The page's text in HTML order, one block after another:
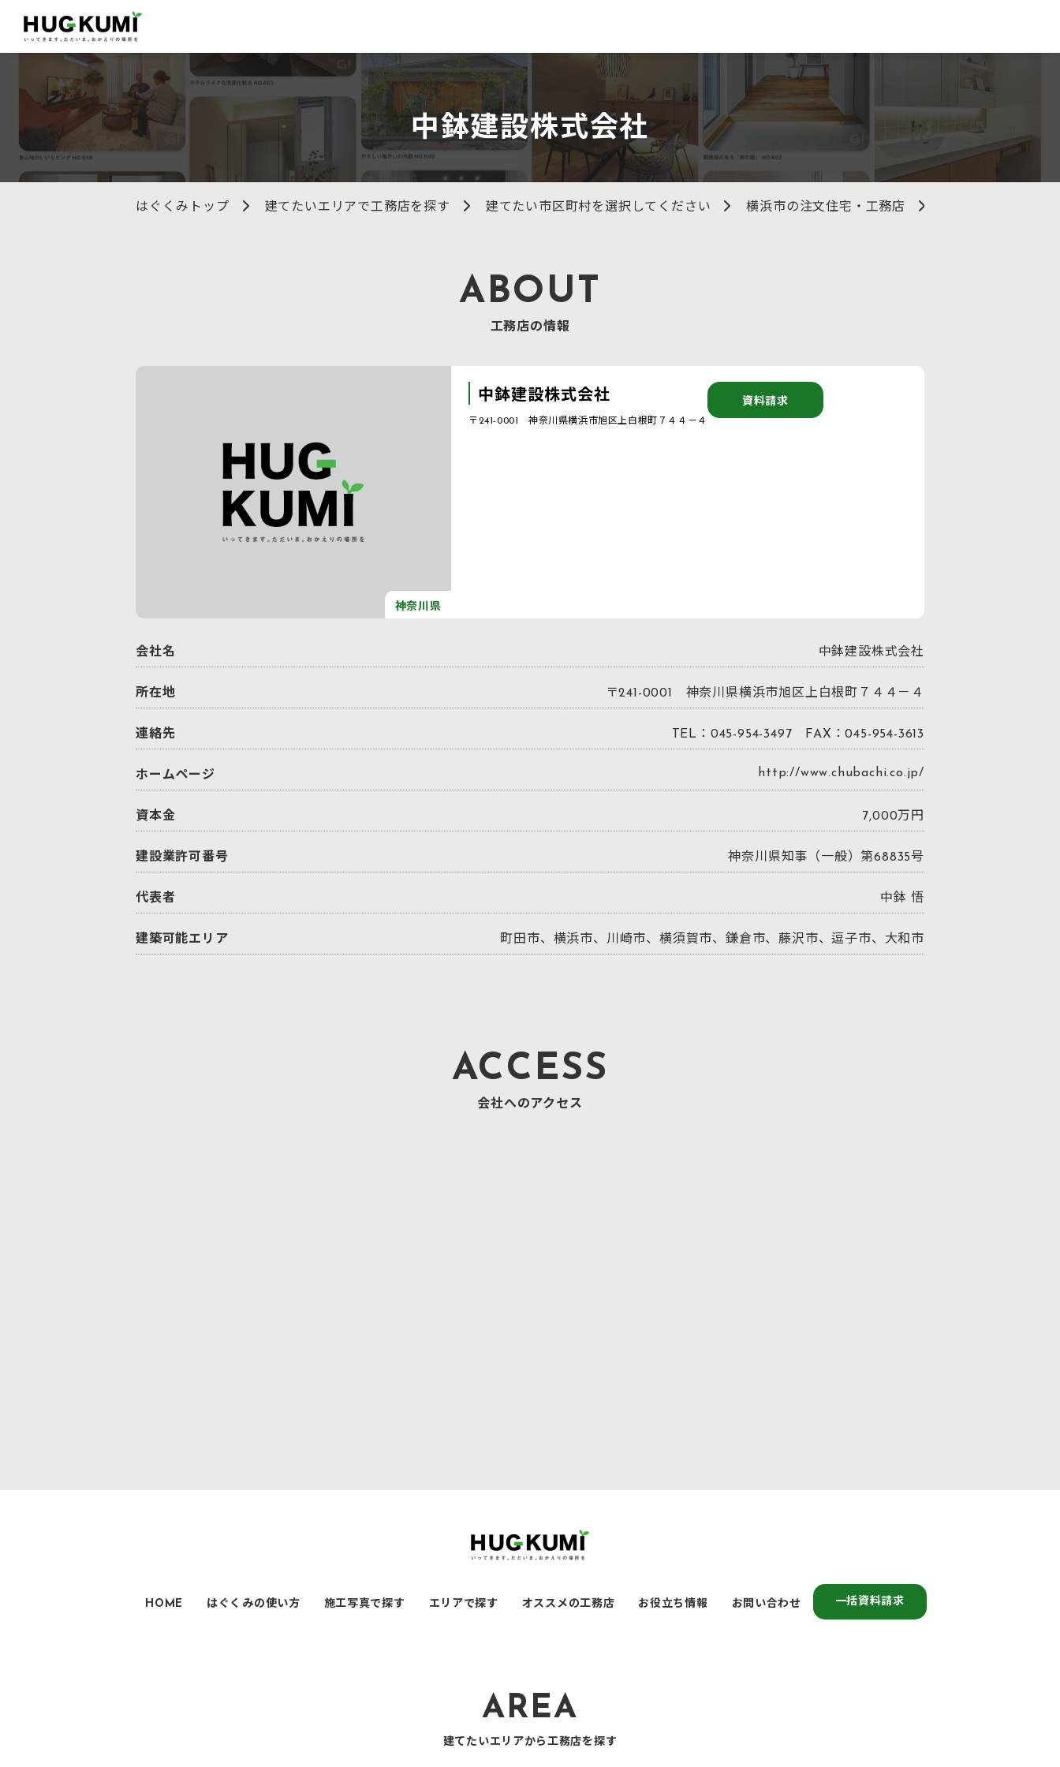
中鉢建設株式会社
はぐくみトップ 建てたいエリアで工務店を探す 建てたい市区町村を選択してください 横浜市の注文住宅・工務店
ABOUT
工務店の情報
神奈川県
中鉢建設株式会社
〒241-0001 神奈川県横浜市旭区上白根町７４４－４
資料請求
会社名 中鉢建設株式会社
所在地 〒241-0001 神奈川県横浜市旭区上白根町７４４－４
連絡先 TEL：045-954-3497 FAX：045-954-3613
ホームページ http://www.chubachi.co.jp/
資本金 7,000万円
建設業許可番号 神奈川県知事（一般）第68835号
代表者 中鉢 悟
建築可能エリア 町田市、横浜市、川崎市、横須賀市、鎌倉市、藤沢市、逗子市、大和市
ACCESS
会社へのアクセス
HOME はぐくみの使い方 施工写真で探す エリアで探す オススメの工務店 お役立ち情報 お問い合わせ 一括資料請求
AREA
建てたいエリアから工務店を探す